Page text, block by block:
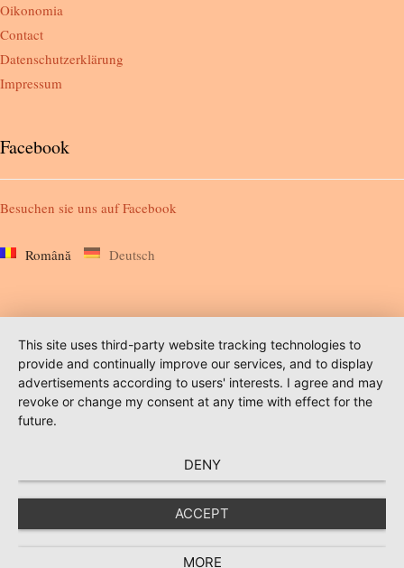
This site uses third-party website tracking technologies to
provide and continually improve our services, and to display
advertisements according to users' interests. I agree and may
revoke or change my consent at any time with effect for the
future.
DENY
ACCEPT
MORE
Oikonomia
Contact
Datenschutzerklärung
Impressum
Facebook
Besuchen sie uns aufFacebook
Română Deutsch